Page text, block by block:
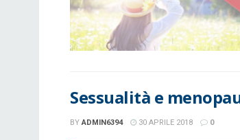
Sessualità e
BY ADMIN6394 30 APRILE 2018 0